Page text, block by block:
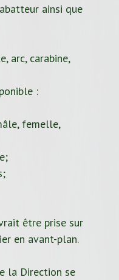
ainsi que
arc, carabine,
:
femelle,
être prise sur
en avant-plan.
la Direction se